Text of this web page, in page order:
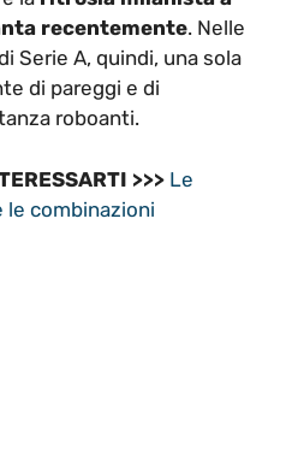
recentemente. Nelle
Serie A, quindi, una sola
di pareggi e di
roboanti.
>>> Le
le combinazioni